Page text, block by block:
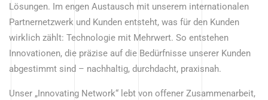
Lösungen. Im engen Austausch mit unserem internationalen
Partnernetzwerk und Kunden entsteht, was für den Kunden
wirklich zählt: Technologie mit Mehrwert. So entstehen
Innovationen, die präzise auf die Bedürfnisse unserer Kunden
abgestimmt sind – nachhaltig, durchdacht, praxisnah.
Unser „Innovating Network“ lebt von offener Zusammenarbeit,